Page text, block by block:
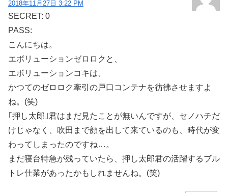
2018年11月27日 3:22 PM
SECRET: 0
PASS:
こんにちは。
エボリューションゼロロクと、
エボリューションコキは、
かつてのゼロロク牽引の戸口コンテナを彷彿させますよ
ね。(笑)
｢押し太郎｣君はまだ見たことが無いんですが、セノハチだ
けじゃなく、吹田まで顔を出して来ているのも、時代が変
わってしまったのですね…。
まだ寝台特急が残っていたら、押し太郎君の活躍するブル
トレ仕業があったかもしれませんね。(笑)